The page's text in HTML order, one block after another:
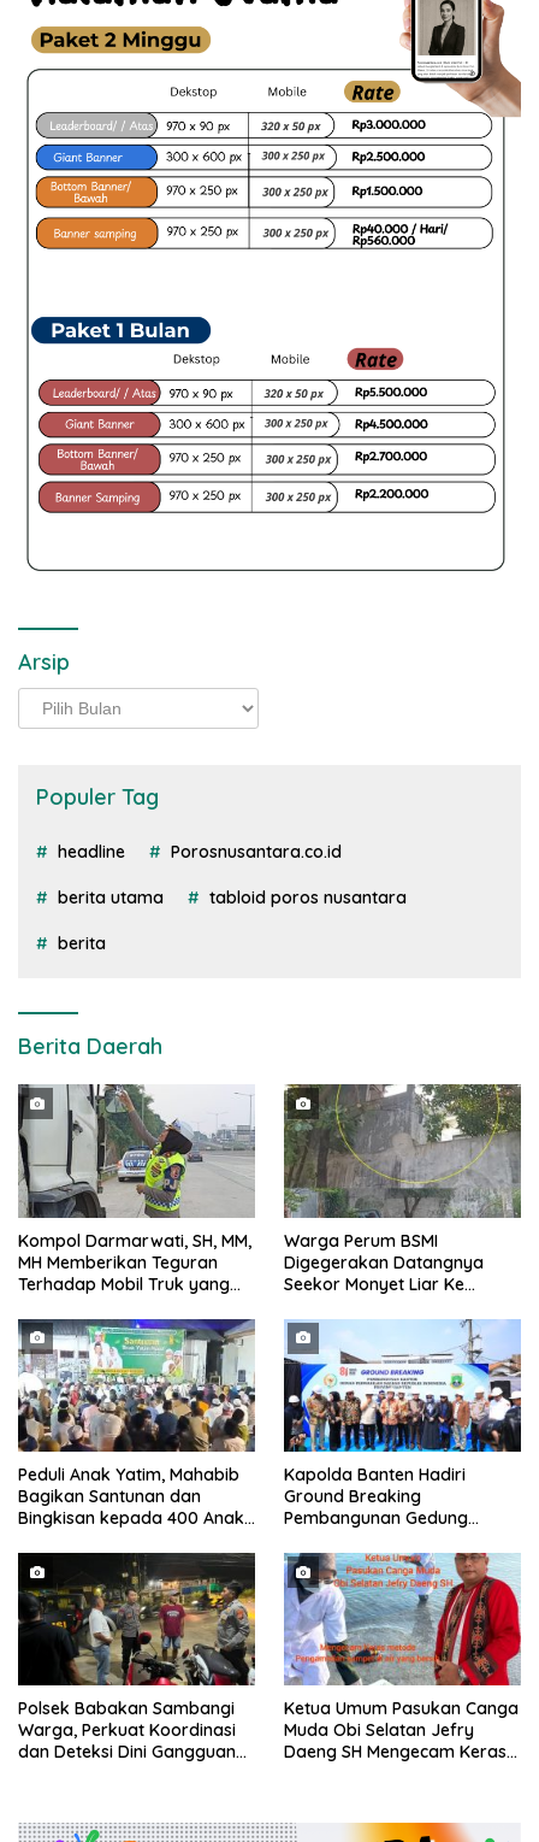
Arsip
Arsip
Populer Tag
headline Porosnusantara.co.id
berita utama tabloid poros nusantara
berita
Berita Daerah
Kompol Darmarwati, SH, MM,
MH Memberikan Teguran
Terhadap Mobil Truk yang
Tanggerang Kota
Warga Perum BSMI
Digegerakan Datangnya
Seekor Monyet Liar Ke
Peduli Anak Yatim, Mahabib
Bagikan Santunan dan
Bingkisan kepada 400 Anak
Kapolda Banten Hadiri
Ground Breaking
Pembangunan Gedung
Provinsi Banten
Polsek Babakan Sambangi
Warga, Perkuat Koordinasi
dan Deteksi Dini Gangguan
Ketua Umum Pasukan Canga
Muda Obi Selatan Jefry
Daeng SH Mengecam Keras